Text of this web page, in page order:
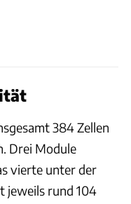
384 Zellen
Drei Module
vierte unter der
jeweils rund 104